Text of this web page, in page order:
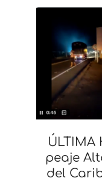
ÚLTIMA
peaje
del